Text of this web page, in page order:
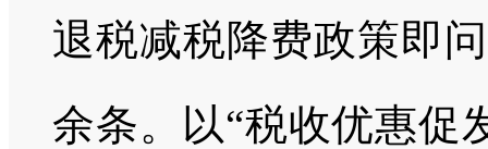
退税减税降费政策即
余条。以“税收优惠促